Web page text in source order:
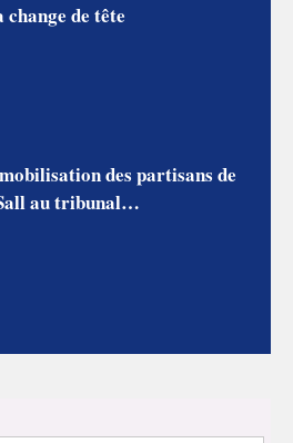
de tête
des partisans de
au tribunal…